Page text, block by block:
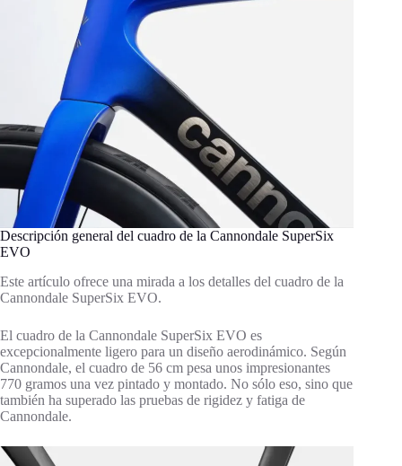
Descripción general del cuadro de la Cannondale SuperSix
EVO
Este artículo ofrece una mirada a los detalles del cuadro de la
Cannondale SuperSix EVO.
El cuadro de la Cannondale SuperSix EVO es
excepcionalmente ligero para un diseño aerodinámico. Según
Cannondale, el cuadro de 56 cm pesa unos impresionantes
770 gramos una vez pintado y montado. No sólo eso, sino que
también ha superado las pruebas de rigidez y fatiga de
Cannondale.